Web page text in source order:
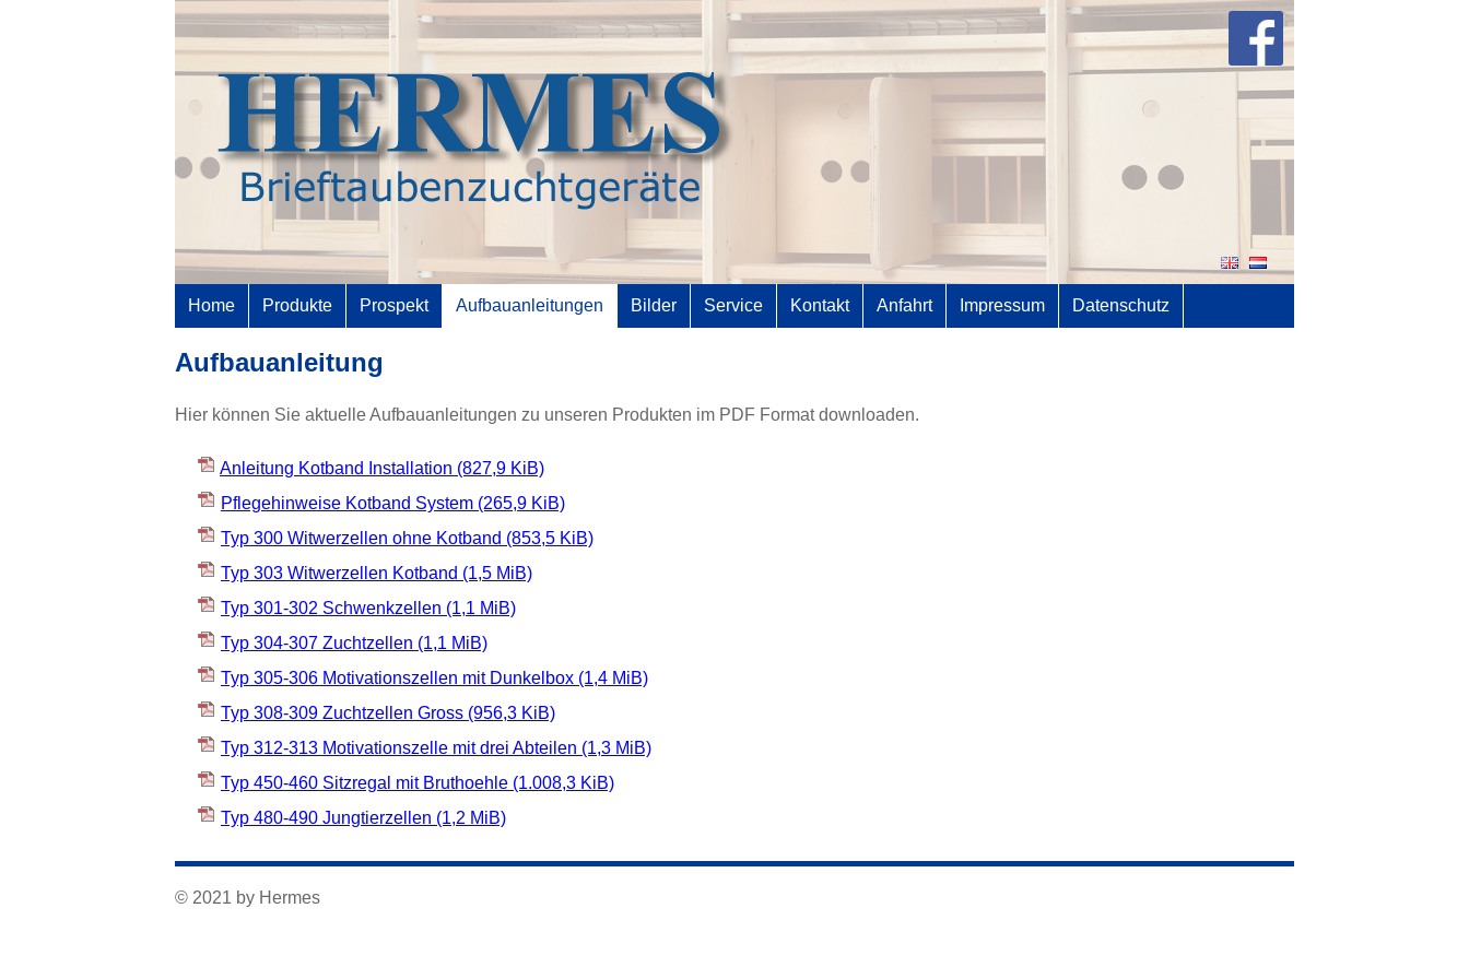
Home Produkte Prospekt Aufbauanleitungen Bilder Service Kontakt Anfahrt Impressum Datenschutz
Aufbauanleitung
Hier können Sie aktuelle Aufbauanleitungen zu unseren Produkten im PDF Format downloaden.
Anleitung Kotband Installation (827,9 KiB)
Pflegehinweise Kotband System (265,9 KiB)
Typ 300 Witwerzellen ohne Kotband (853,5 KiB)
Typ 303 Witwerzellen Kotband (1,5 MiB)
Typ 301-302 Schwenkzellen (1,1 MiB)
Typ 304-307 Zuchtzellen (1,1 MiB)
Typ 305-306 Motivationszellen mit Dunkelbox (1,4 MiB)
Typ 308-309 Zuchtzellen Gross (956,3 KiB)
Typ 312-313 Motivationszelle mit drei Abteilen (1,3 MiB)
Typ 450-460 Sitzregal mit Bruthoehle (1.008,3 KiB)
Typ 480-490 Jungtierzellen (1,2 MiB)
© 2021 by Hermes